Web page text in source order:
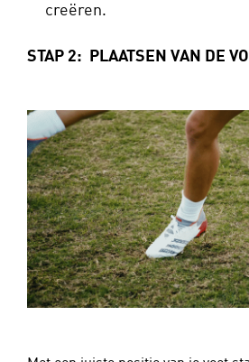
creëren.
STAP 2: PLAATSEN VAN DE